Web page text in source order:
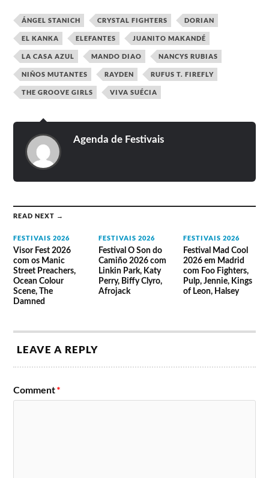
ÁNGEL STANICH CRYSTAL FIGHTERS DORIAN
EL KANKA ELEFANTES JUANITO MAKANDÉ
LA CASA AZUL MANDO DIAO NANCYS RUBIAS
NIÑOS MUTANTES RAYDEN RUFUS T. FIREFLY
THE GROOVE GIRLS VIVA SUÉCIA
Agenda de Festivais
READ NEXT →
FESTIVAIS 2026
Visor Fest 2026
com os Manic
Street Preachers,
Ocean Colour
Scene, The
Damned
FESTIVAIS 2026
Festival O Son do
Camiño 2026 com
Linkin Park, Katy
Perry, Biffy Clyro,
Afrojack
FESTIVAIS 2026
Festival Mad Cool
2026 em Madrid
com Foo Fighters,
Pulp, Jennie, Kings
of Leon, Halsey
LEAVE A REPLY
Comment*